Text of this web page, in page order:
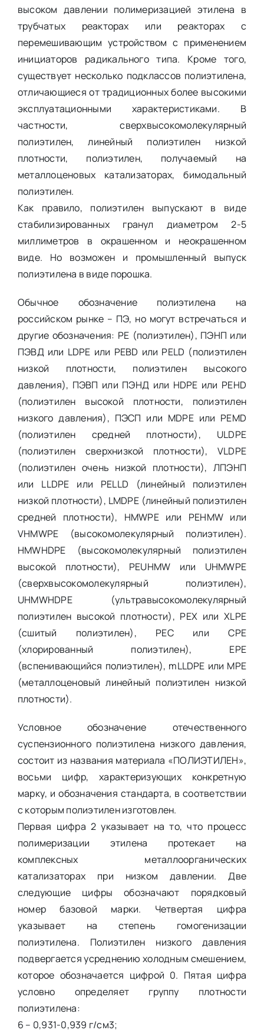
высоком давлении полимеризацией этилена в
трубчатых реакторах или реакторах с
перемешивающим устройством с применением
инициаторов радикального типа. Кроме того,
существует несколько подклассов полиэтилена,
отличающиеся от традиционных более высокими
эксплуатационными характеристиками. В
частности, сверхвысокомолекулярный
полиэтилен, линейный полиэтилен низкой
плотности, полиэтилен, получаемый на
металлоценовых катализаторах, бимодальный
полиэтилен.
Как правило, полиэтилен выпускают в виде
стабилизированных гранул диаметром 2-5
миллиметров в окрашенном и неокрашенном
виде. Но возможен и промышленный выпуск
полиэтилена в виде порошка.
Обычное обозначение полиэтилена на
российском рынке – ПЭ, но могут встречаться и
другие обозначения: PE (полиэтилен), ПЭНП или
ПЭВД или LDPE или PEBD или PELD (полиэтилен
низкой плотности, полиэтилен высокого
давления), ПЭВП или ПЭНД или HDPE или PEHD
(полиэтилен высокой плотности, полиэтилен
низкого давления), ПЭСП или MDPE или PEMD
(полиэтилен средней плотности), ULDPE
(полиэтилен сверхнизкой плотности), VLDPE
(полиэтилен очень низкой плотности), ЛПЭНП
или LLDPE или PELLD (линейный полиэтилен
низкой плотности), LMDPE (линейный полиэтилен
средней плотности), HMWPE или PEHMW или
VHMWPE (высокомолекулярный полиэтилен).
HMWHDPE (высокомолекулярный полиэтилен
высокой плотности), PEUHMW или UHMWPE
(сверхвысокомолекулярный полиэтилен),
UHMWHDPE (ультравысокомолекулярный
полиэтилен высокой плотности), PEX или XLPE
(сшитый полиэтилен), PEC или CPE
(хлорированный полиэтилен), EPE
(вспенивающийся полиэтилен), mLLDPE или MPE
(металлоценовый линейный полиэтилен низкой
плотности).
Условное обозначение отечественного
суспензионного полиэтилена низкого давления,
состоит из названия материала «ПОЛИЭТИЛЕН»,
восьми цифр, характеризующих конкретную
марку, и обозначения стандарта, в соответствии
с которым полиэтилен изготовлен.
Первая цифра 2 указывает на то, что процесс
полимеризации этилена протекает на
комплексных металлоорганических
катализаторах при низком давлении. Две
следующие цифры обозначают порядковый
номер базовой марки. Четвертая цифра
указывает на степень гомогенизации
полиэтилена. Полиэтилен низкого давления
подвергается усреднению холодным смешением,
которое обозначается цифрой 0. Пятая цифра
условно определяет группу плотности
полиэтилена:
6 – 0,931-0,939 г/см3;